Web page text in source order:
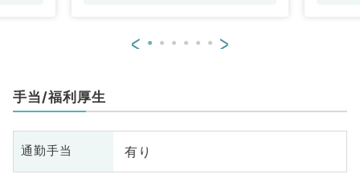
< >
手当/福利厚生
通勤手当 有り